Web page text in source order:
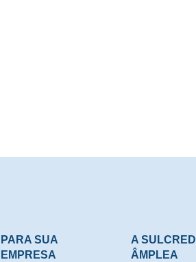
PARA SUA
EMPRESA
A SULCREDI
ÂMPLEA